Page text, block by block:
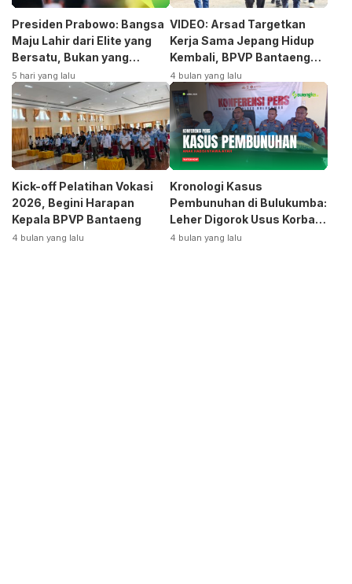
Presiden Prabowo: Bangsa
Maju Lahir dari Elite yang
Bersatu, Bukan yang
Terpecah
5 hari yang lalu
VIDEO: Arsad Targetkan
Kerja Sama Jepang Hidup
Kembali, BPVP Bantaeng
Siap Bangkitkan Jurusan
Otomotif
4 bulan yang lalu
Kick-off Pelatihan Vokasi
2026, Begini Harapan
Kepala BPVP Bantaeng
4 bulan yang lalu
Kronologi Kasus
Pembunuhan di Bulukumba:
Leher Digorok Usus Korban
Dikeluarkan
4 bulan yang lalu